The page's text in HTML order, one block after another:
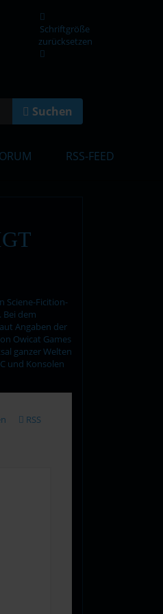
Schriftgröße
zurücksetzen
Suchen
RSS-FEED
Sciene-Ficition-
dem
Angaben der
Owicat Games
ganzer Welten
und Konsolen
RSS